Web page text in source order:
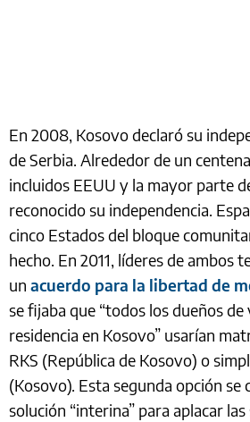
En 2008, Kosovo declaró su
de Serbia. Alrededor de un
incluidos EEUU y la mayor parte
reconocido su independencia.
cinco Estados del bloque
hecho. En 2011, líderes de ambos
un acuerdo para la libertad de
se fijaba que “todos los dueños de
residencia en Kosovo” usarían
RKS (República de Kosovo) o
(Kosovo). Esta segunda opción se
solución “interina” para aplacar